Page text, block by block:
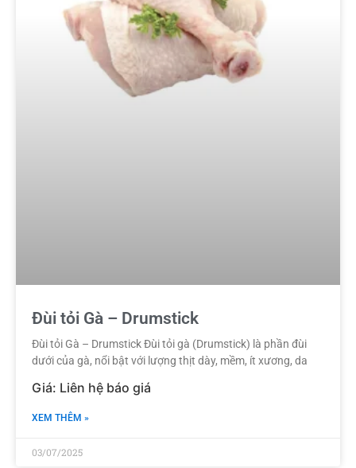
Đùi tỏi Gà – Drumstick
Đùi tỏi Gà – Drumstick Đùi tỏi gà (Drumstick) là phần đùi
dưới của gà, nổi bật với lượng thịt dày, mềm, ít xương, da
XEM THÊM »
03/07/2025